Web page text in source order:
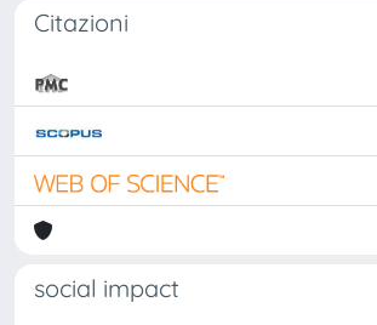
Citazioni
social impact